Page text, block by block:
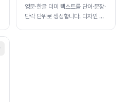
영문·한글 더미 텍스트를 단어·문장·
단락 단위로 생성합니다. 디자인 시